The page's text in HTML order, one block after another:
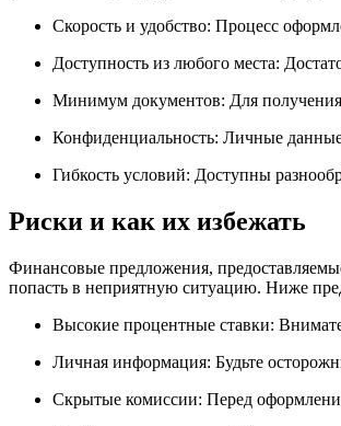
Скорость и удобство: Процесс
Доступность из любого места:
Минимум документов: Для получения
Конфиденциальность: Личные
Гибкость условий: Доступны
Риски и как их избежать
Финансовые предложения,
попасть в неприятную ситуацию. Ниже
Высокие процентные ставки:
Личная информация: Будьте
Скрытые комиссии: Перед